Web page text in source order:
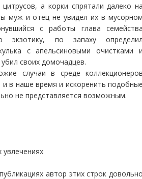
а корки спрятали далеко
муж и отец не увидел их в
с работы глава
экзотику, по запаху
с апельсиновыми очистками
своих домочадцев.
случаи в среде
и в наше время и искоренить
не представляется возможным.
автор этих строк